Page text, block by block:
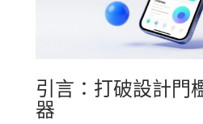
引言：打破設計門
器